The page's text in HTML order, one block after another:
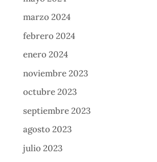
marzo 2024
febrero 2024
enero 2024
noviembre 2023
octubre 2023
septiembre 2023
agosto 2023
julio 2023